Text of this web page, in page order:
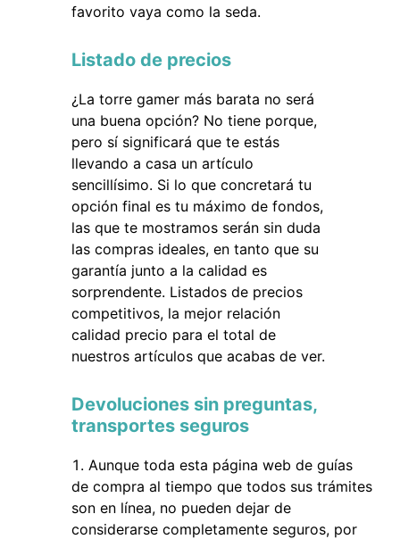
favorito vaya como la seda.
Listado de precios
¿La torre gamer más barata no será
una buena opción? No tiene porque,
pero sí significará que te estás
llevando a casa un artículo
sencillísimo. Si lo que concretará tu
opción final es tu máximo de fondos,
las que te mostramos serán sin duda
las compras ideales, en tanto que su
garantía junto a la calidad es
sorprendente. Listados de precios
competitivos, la mejor relación
calidad precio para el total de
nuestros artículos que acabas de ver.
Devoluciones sin preguntas,
transportes seguros
Aunque toda esta página web de guías
de compra al tiempo que todos sus trámites
son en línea, no pueden dejar de
considerarse completamente seguros, por